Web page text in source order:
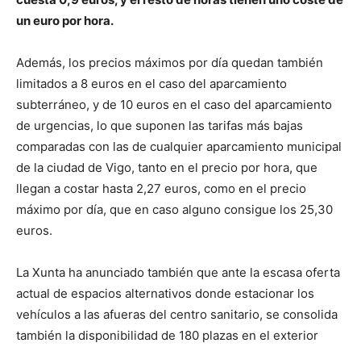
un euro por hora.
Además, los precios máximos por día quedan también
limitados a 8 euros en el caso del aparcamiento
subterráneo, y de 10 euros en el caso del aparcamiento
de urgencias, lo que suponen las tarifas más bajas
comparadas con las de cualquier aparcamiento municipal
de la ciudad de Vigo, tanto en el precio por hora, que
llegan a costar hasta 2,27 euros, como en el precio
máximo por día, que en caso alguno consigue los 25,30
euros.
La Xunta ha anunciado también que ante la escasa oferta
actual de espacios alternativos donde estacionar los
vehículos a las afueras del centro sanitario, se consolida
también la disponibilidad de 180 plazas en el exterior